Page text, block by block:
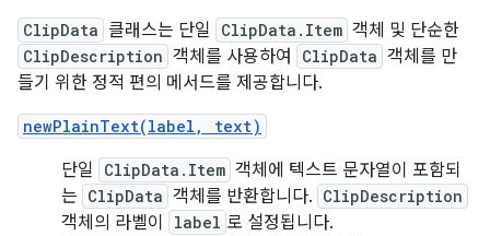
ClipData 클래스는 단일 ClipData.Item 객체 및 단순한
ClipDescription 객체를 사용하여 ClipData 객체를 만
들기 위한 정적 편의 메서드를 제공합니다.
newPlainText(label, text)
단일 ClipData.Item 객체에 텍스트 문자열이 포함되
는 ClipData 객체를 반환합니다. ClipDescription
객체의 라벨이 label 로 설정됩니다.